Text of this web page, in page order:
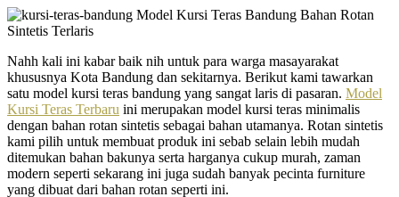
Nahh kali ini kabar baik nih untuk para warga masayarakat
khususnya Kota Bandung dan sekitarnya. Berikut kami tawarkan
satu model kursi teras bandung yang sangat laris di pasaran. Model
Kursi Teras Terbaru ini merupakan model kursi teras minimalis
dengan bahan rotan sintetis sebagai bahan utamanya. Rotan sintetis
kami pilih untuk membuat produk ini sebab selain lebih mudah
ditemukan bahan bakunya serta harganya cukup murah, zaman
modern seperti sekarang ini juga sudah banyak pecinta furniture
yang dibuat dari bahan rotan seperti ini.